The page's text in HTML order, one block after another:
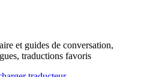
et guides de conversation,
traductions favoris